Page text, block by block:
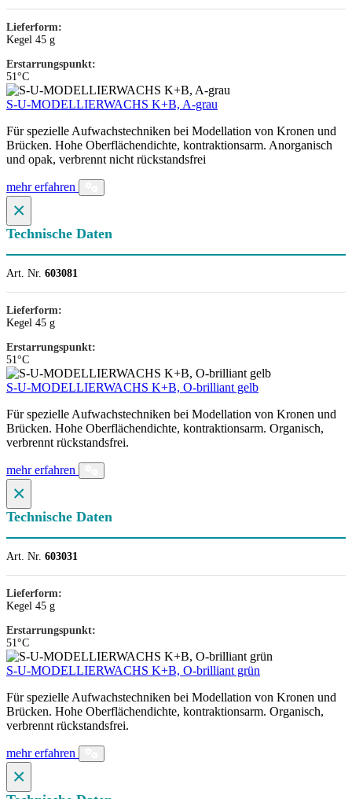
Lieferform:
Kegel 45 g
Erstarrungspunkt:
51°C
S-U-MODELLIERWACHS K+B, A-grau
Für spezielle Aufwachstechniken bei Modellation von Kronen und
Brücken. Hohe Oberflächendichte, kontraktionsarm. Anorganisch
und opak, verbrennt nicht rückstandsfrei
mehr erfahren
×
Technische Daten
Art. Nr. 603081
Lieferform:
Kegel 45 g
Erstarrungspunkt:
51°C
S-U-MODELLIERWACHS K+B, O-brilliant gelb
Für spezielle Aufwachstechniken bei Modellation von Kronen und
Brücken. Hohe Oberflächendichte, kontraktionsarm. Organisch,
verbrennt rückstandsfrei.
mehr erfahren
×
Technische Daten
Art. Nr. 603031
Lieferform:
Kegel 45 g
Erstarrungspunkt:
51°C
S-U-MODELLIERWACHS K+B, O-brilliant grün
Für spezielle Aufwachstechniken bei Modellation von Kronen und
Brücken. Hohe Oberflächendichte, kontraktionsarm. Organisch,
verbrennt rückstandsfrei.
mehr erfahren
×